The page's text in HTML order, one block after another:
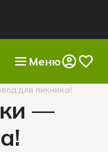
Меню
для пикника!
—